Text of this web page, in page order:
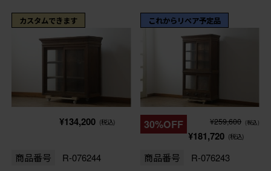
カスタムできます
¥134,200 (税込)
商品番号 R-076244
これからリペア予定品
30%OFF ¥259,600 (税込)
¥181,720 (税込)
商品番号 R-076243